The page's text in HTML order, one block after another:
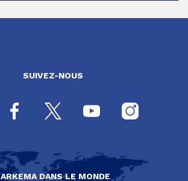
SUIVEZ-NOUS
ARKEMA DANS LE MONDE